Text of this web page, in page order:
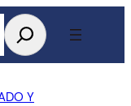
Y